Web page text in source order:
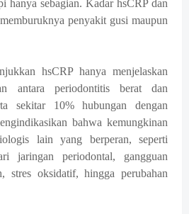
hanya sebagian. Kadar hsCRP dan
penyakit gusi maupun
hsCRP hanya menjelaskan
antara periodontitis berat dan
sekitar 10% hubungan dengan
bahwa kemungkinan
lain yang berperan, seperti
jaringan periodontal, gangguan
stres oksidatif, hingga perubahan